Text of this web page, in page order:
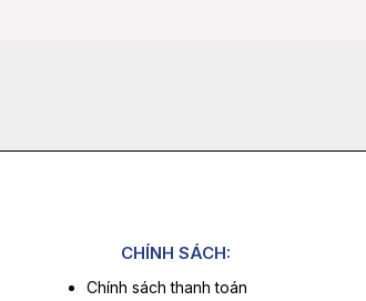
CHÍNH SÁCH:
Chính sách thanh toán